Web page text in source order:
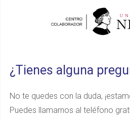
¿Tienes alguna
No te quedes con la duda,
Puedes llamarnos al teléfono